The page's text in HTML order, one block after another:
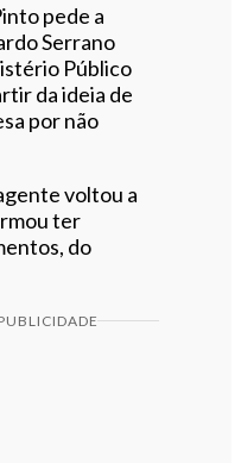
pede a
Serrano
Público
da ideia de
por não
voltou a
ter
do